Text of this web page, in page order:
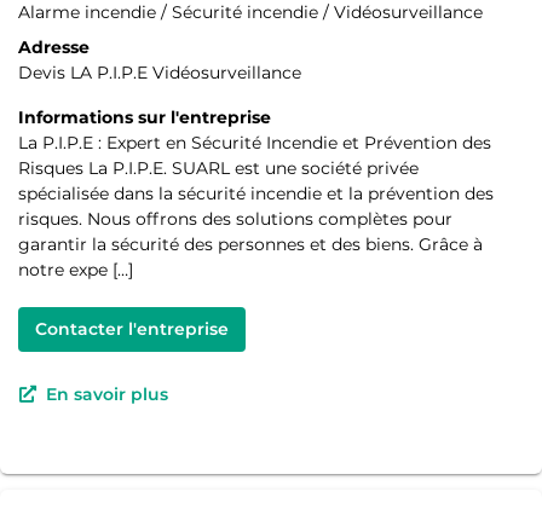
Alarme incendie / Sécurité incendie / Vidéosurveillance
Adresse
Devis LA P.I.P.E Vidéosurveillance
Informations sur l'entreprise
La P.I.P.E : Expert en Sécurité Incendie et Prévention des
Risques La P.I.P.E. SUARL est une société privée
spécialisée dans la sécurité incendie et la prévention des
risques. Nous offrons des solutions complètes pour
garantir la sécurité des personnes et des biens. Grâce à
notre expe […]
Contacter l'entreprise
En savoir plus